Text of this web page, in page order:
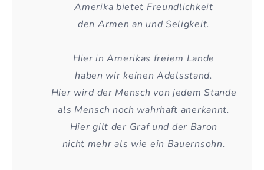
Amerika bietet Freundlichkeit
den Armen an und Seligkeit.
Hier in Amerikas freiem Lande
haben wir keinen Adelsstand.
Hier wird der Mensch von jedem Stande
als Mensch noch wahrhaft anerkannt.
Hier gilt der Graf und der Baron
nicht mehr als wie ein Bauernsohn.